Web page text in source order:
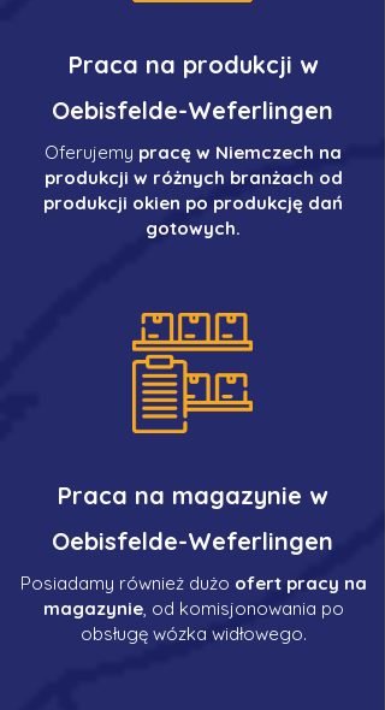
Praca na produkcji w
Oebisfelde-Weferlingen
Oferujemy pracę w Niemczech na
produkcji w różnych branżach od
produkcji okien po produkcję dań
gotowych.
Praca na magazynie w
Oebisfelde-Weferlingen
Posiadamy również dużo ofert pracy na
magazynie, od komisjonowania po
obsługę wózka widłowego.